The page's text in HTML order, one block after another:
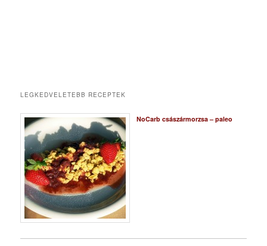
LEGKEDVELETEBB RECEPTEK
NoCarb császármorzsa – paleo